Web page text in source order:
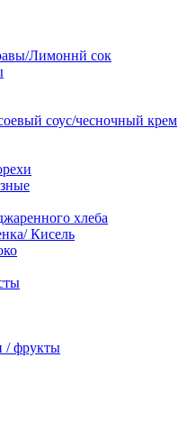
Лимоннй сок
соус/чесночный крем
хлеба
Кисель
/ фрукты